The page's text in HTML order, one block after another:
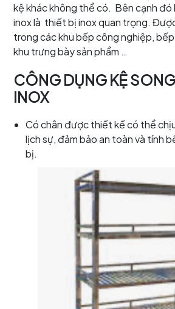
kệ khác không thể có. Bên cạnh đó
inox là thiết bị inox quan trọng.
trong các khu bếp công nghiệp,
khu trưng bày sản phẩm …
CÔNG DỤNG KỆ
INOX
Có chân được thiết kế có thể
lịch sự, đảm bảo an toàn và tính
bị.